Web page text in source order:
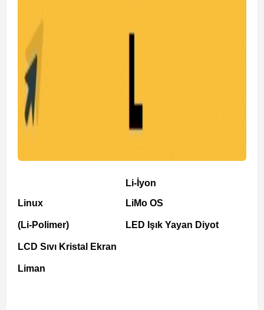
Linux
(Li-Polimer)
LCD Sıvı Kristal Ekran
Liman
Li-İyon
LiMo OS
LED Işık Yayan Diyot